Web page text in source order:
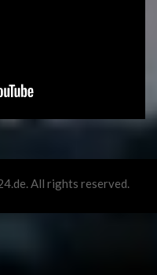
All rights reserved.